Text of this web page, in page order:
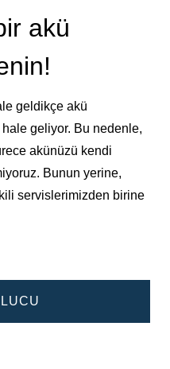
akü
geldikçe akü
geliyor. Bu nedenle,
akünüzü kendi
Bunun yerine,
servislerimizden birine